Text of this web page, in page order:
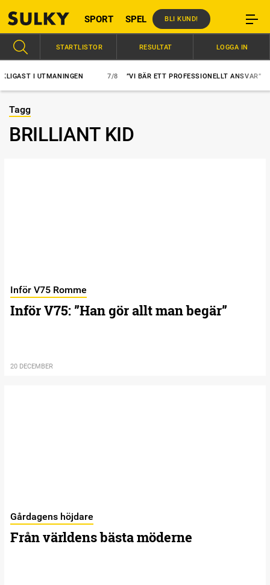
SPORT SPEL BLI KUND!
I UTMANINGEN ”VI BÄR ETT PROFESSIONELLT ANSVAR”
STARTLISTOR RESULTAT LOGGA IN
Tagg
BRILLIANT KID
Inför V75 Romme
Inför V75: ”Han gör allt man begär”
20 DECEMBER
Gårdagens höjdare
Från världens bästa möderne